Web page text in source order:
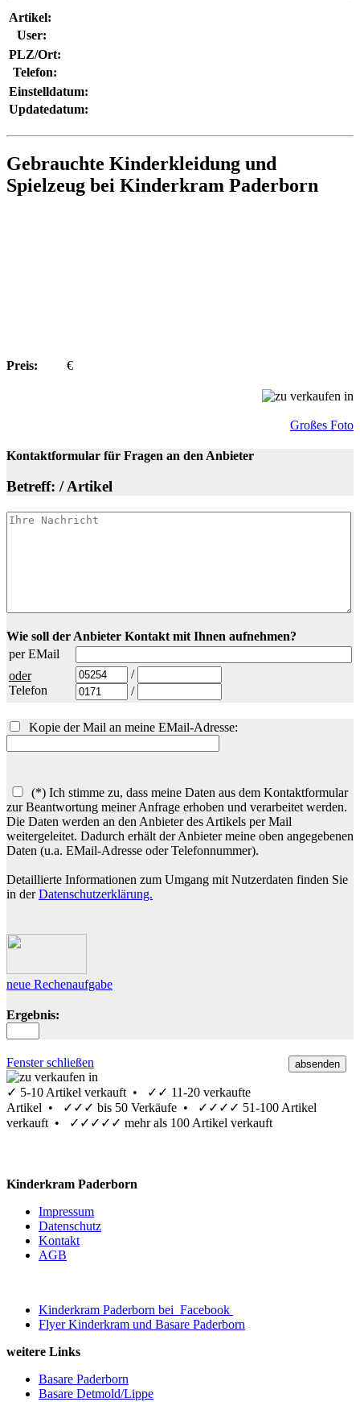
Artikel:
User:
PLZ/Ort:
Telefon:
Einstelldatum:
Updatedatum:
Gebrauchte Kinderkleidung und
Spielzeug bei Kinderkram Paderborn
Preis: €
Großes Foto
Kontaktformular für Fragen an den Anbieter
Betreff: / Artikel
Wie soll der Anbieter Kontakt mit Ihnen aufnehmen?
per EMail
oder
Telefon
/
/
Kopie der Mail an meine EMail-Adresse:
(*) Ich stimme zu, dass meine Daten aus dem Kontaktformular
zur Beantwortung meiner Anfrage erhoben und verarbeitet werden.
Die Daten werden an den Anbieter des Artikels per Mail
weitergeleitet. Dadurch erhält der Anbieter meine oben angegebenen
Daten (u.a. EMail-Adresse oder Telefonnummer).
Detaillierte Informationen zum Umgang mit Nutzerdaten finden Sie
in derDatenschutzerklärung.
neue Rechenaufgabe
Ergebnis:
Fenster schließen
✓ 5-10 Artikel verkauft • ✓✓ 11-20 verkaufte
Artikel •
✓✓✓ bis 50 Verkäufe • ✓✓✓✓ 51-100 Artikel
verkauft •
✓✓✓✓✓ mehr als 100 Artikel verkauft
Kinderkram Paderborn
Impressum
Datenschutz
Kontakt
AGB
Kinderkram Paderborn bei Facebook
Flyer Kinderkram und Basare Paderborn
weitere Links
Basare Paderborn
Basare Detmold/Lippe